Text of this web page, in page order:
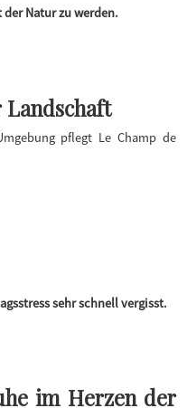
Natur zu werden.
Landschaft
pflegt Le Champ de
sehr schnell vergisst.
im Herzen der